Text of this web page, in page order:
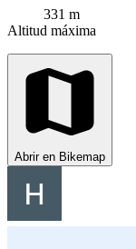
331 m
Altitud máxima
Abrir en Bikemap